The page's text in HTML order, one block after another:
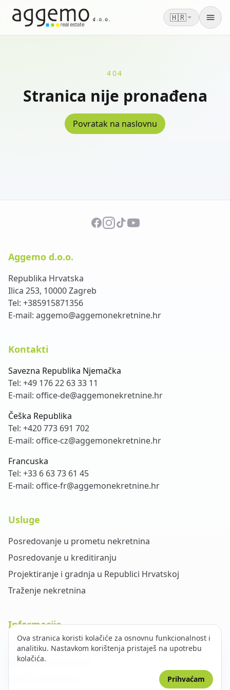
🇭🇷
404
Stranica nije pronađena
Povratak na naslovnu
Aggemo d.o.o.
Republika Hrvatska
Ilica 253, 10000 Zagreb
Tel: +385915871356
E-mail: aggemo@aggemonekretnine.hr
Kontakti
Savezna Republika Njemačka
Tel: +49 176 22 63 33 11
E-mail: office-de@aggemonekretnine.hr
Češka Republika
Tel: +420 773 691 702
E-mail: office-cz@aggemonekretnine.hr
Francuska
Tel: +33 6 63 73 61 45
E-mail: office-fr@aggemonekretnine.hr
Usluge
Posredovanje u prometu nekretnina
Posredovanje u kreditiranju
Projektiranje i gradnja u Republici Hrvatskoj
Traženje nekretnina
Informacije
O nama
Opći uvjeti poslovanja
Ova stranica koristi kolačiće za osnovnu funkcionalnost i
analitiku. Nastavkom korištenja pristaješ na upotrebu
kolačića.
Prihvaćam